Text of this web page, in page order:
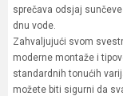
sprečava odsjaj
dnu vode.
Zahvaljujući svom
moderne montaže i
standardnih tonućih
možete biti sigurni da